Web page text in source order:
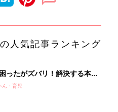
人気記事ランキング
ったがズバリ！解決する本
クラブ 夏号』 4カ月～2才
ん・育児